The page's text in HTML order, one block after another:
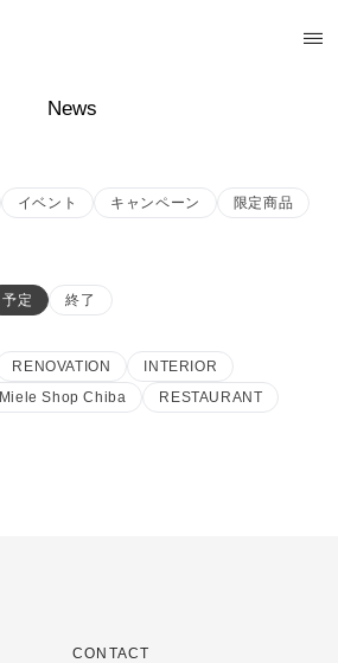
News
イベント キャンペーン
限定商品
予定
終了
RENOVATION
INTERIOR
Miele Shop Chiba
RESTAURANT
CONTACT